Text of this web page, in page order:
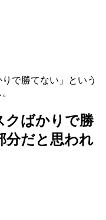
で勝てない」という
クばかりで勝
分だと思われ